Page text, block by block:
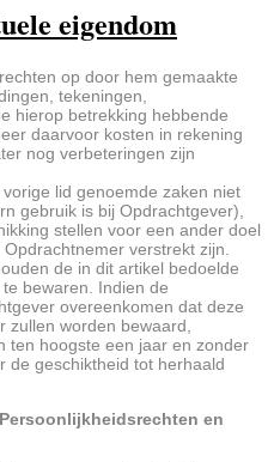
eigendom
op door hem gemaakte
tekeningen,
hierop betrekking hebbende
daarvoor kosten in rekening
nog verbeteringen zijn
lid genoemde zaken niet
gebruik is bij Opdrachtgever),
stellen voor een ander doel
verstrekt zijn.
de in dit artikel bedoelde
bewaren. Indien de
overeenkomen dat deze
worden bewaard,
ten hoogste een jaar en zonder
de geschiktheid tot herhaald
en